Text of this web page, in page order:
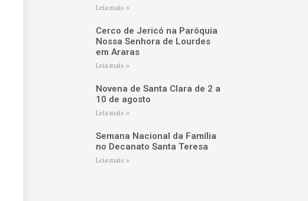
Leia mais »
Cerco de Jericó na Paróquia
Nossa Senhora de Lourdes
em Araras
Leia mais »
Novena de Santa Clara de 2 a
10 de agosto
Leia mais »
Semana Nacional da Família
no Decanato Santa Teresa
Leia mais »